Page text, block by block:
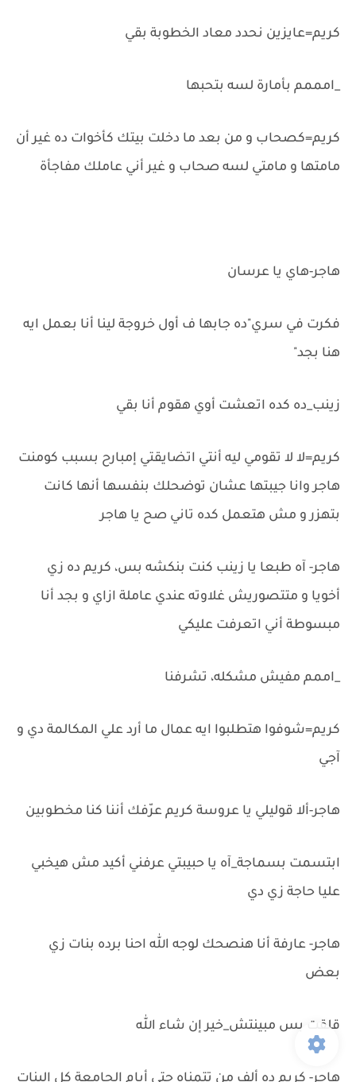
كريم=عايزين نحدد معاد الخطوبة بقي
_امممم بأمارة لسه بتحبها
كريم=كصحاب و من بعد ما دخلت بيتك كأخوات ده غير أن
مامتها و مامتي لسه صحاب و غير أني عاملك مفاجأة
هاجر-هاي يا عرسان
فكرت في سري"ده جابها ف أول خروجة لينا أنا بعمل ايه
هنا بجد"
زينب_ده كده اتعشت أوي هقوم أنا بقي
كريم=لا لا تقومي ليه أنتي اتضايقتي إمبارح بسبب كومنت
هاجر وانا جيبتها عشان توضحلك بنفسها أنها كانت
بتهزر و مش هتعمل كده تاني صح يا هاجر
هاجر- آه طبعا يا زينب كنت بنكشه بس، كريم ده زي
أخويا و متتصوريش غلاوته عندي عاملة ازاي و بجد أنا
مبسوطة أني اتعرفت عليكي
_اممم مفيش مشكله، تشرفنا
كريم=شوفوا هتطلبوا ايه عمال ما أرد علي المكالمة دي و
آجي
هاجر-ألا قوليلي يا عروسة كريم عرّفك أننا كنا مخطوبين
ابتسمت بسماجة_آه يا حبيبتي عرفني أكيد مش هيخبي
عليا حاجة زي دي
هاجر- عارفة أنا هنصحك لوجه الله احنا برده بنات زي
بعض
قلقت بس مبينتش_خير إن شاء الله
هاجر- كريم ده ألف من تتمناه حتي أيام الجامعة كل البنات